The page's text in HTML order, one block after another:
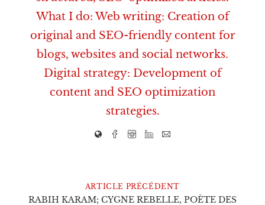
What I do: Web writing: Creation of
original and SEO-friendly content for
blogs, websites and social networks.
Digital strategy: Development of
content and SEO optimization
strategies.
ARTICLE PRÉCÉDENT
RABIH KARAM; CYGNE REBELLE, POÈTE DES